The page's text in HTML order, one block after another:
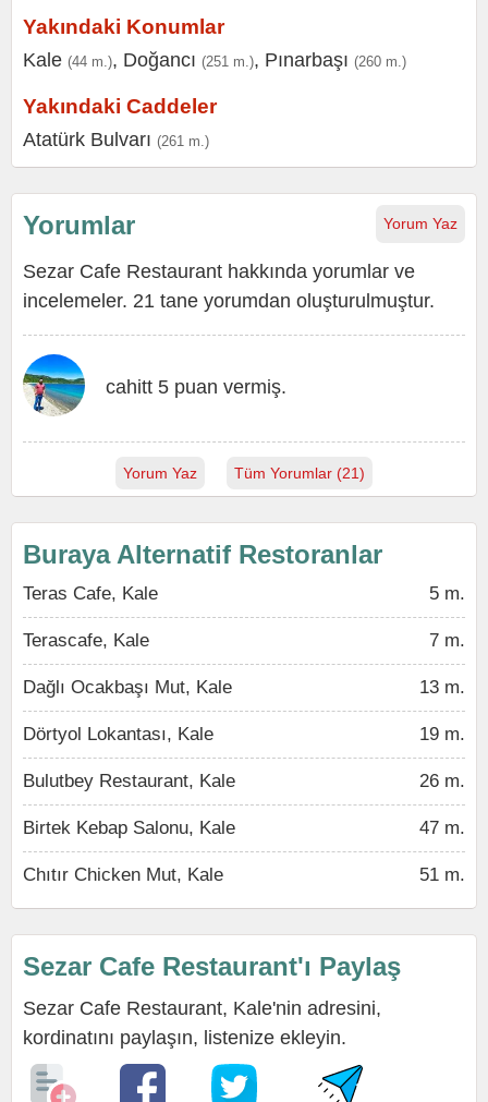
Yakındaki Konumlar
Kale (44 m.), Doğancı (251 m.), Pınarbaşı (260 m.)
Yakındaki Caddeler
Atatürk Bulvarı (261 m.)
Yorum Yaz
Yorumlar
Sezar Cafe Restaurant hakkında yorumlar ve
incelemeler. 21 tane yorumdan oluşturulmuştur.
cahitt 5 puan vermiş.
Yorum Yaz Tüm Yorumlar (21)
Buraya Alternatif Restoranlar
Teras Cafe, Kale 5 m.
Terascafe, Kale 7 m.
Dağlı Ocakbaşı Mut, Kale 13 m.
Dörtyol Lokantası, Kale 19 m.
Bulutbey Restaurant, Kale 26 m.
Birtek Kebap Salonu, Kale 47 m.
Chıtır Chicken Mut, Kale 51 m.
Sezar Cafe Restaurant'ı Paylaş
Sezar Cafe Restaurant, Kale'nin adresini,
kordinatını paylaşın, listenize ekleyin.